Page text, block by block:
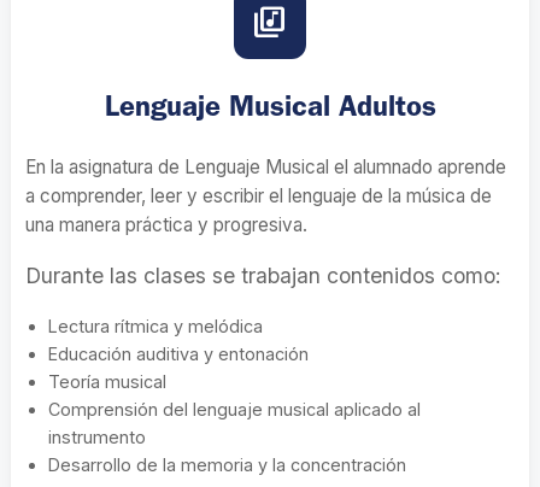
library_music
Lenguaje Musical Adultos
En la asignatura de Lenguaje Musical el alumnado aprende
a comprender, leer y escribir el lenguaje de la música de
una manera práctica y progresiva.
Durante las clases se trabajan contenidos como:
Lectura rítmica y melódica
Educación auditiva y entonación
Teoría musical
Comprensión del lenguaje musical aplicado al
instrumento
Desarrollo de la memoria y la concentración